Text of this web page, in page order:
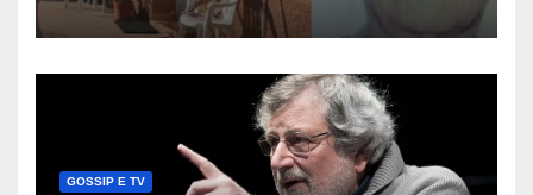
che ha ucciso la nonna ad
GOSSIP E TV